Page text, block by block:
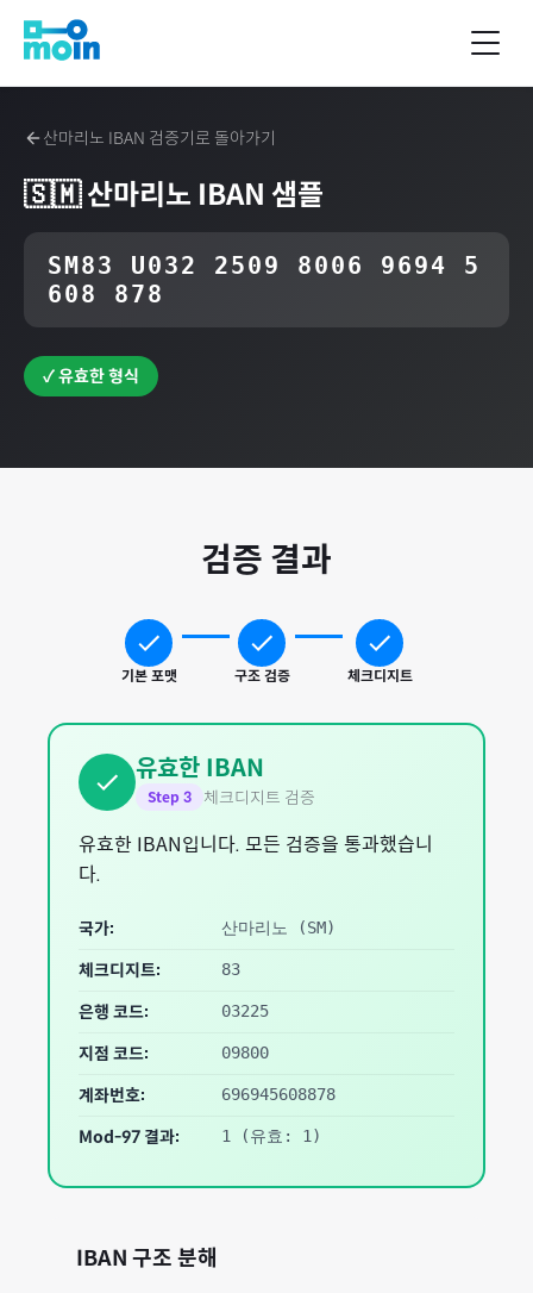
산마리노 IBAN 검증기로 돌아가기
🇸🇲 산마리노 IBAN 샘플
SM83 U032 2509 8006 9694 5
608 878
✓ 유효한 형식
검증 결과
기본 포맷 구조 검증 체크디지트
유효한 IBAN
Step 3 체크디지트 검증
유효한 IBAN입니다. 모든 검증을 통과했습니
다.
국가: 산마리노 (SM)
체크디지트: 83
은행 코드: 03225
지점 코드: 09800
계좌번호: 696945608878
Mod-97 결과: 1 (유효: 1)
IBAN 구조 분해